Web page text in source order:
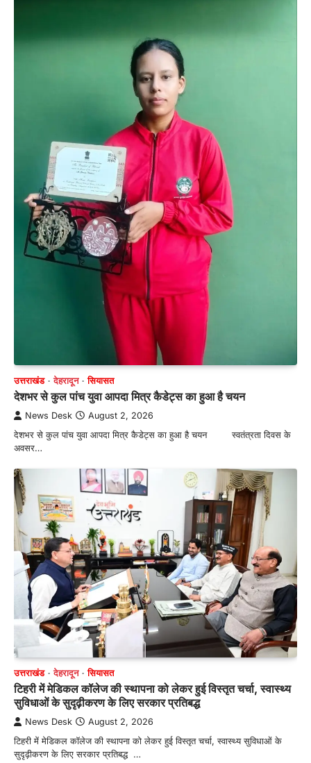
उत्तराखंड देहरादून सियासत
देशभर से कुल पांच युवा आपदा मित्र कैडेट्स का हुआ है चयन
News Desk August 2, 2026
देशभर से कुल पांच युवा आपदा मित्र कैडेट्स का हुआ है चयन स्वतंत्रता दिवस के
अवसर…
उत्तराखंड देहरादून सियासत
टिहरी में मेडिकल कॉलेज की स्थापना को लेकर हुई विस्तृत चर्चा, स्वास्थ्य
सुविधाओं के सुदृढ़ीकरण के लिए सरकार प्रतिबद्ध
News Desk August 2, 2026
टिहरी में मेडिकल कॉलेज की स्थापना को लेकर हुई विस्तृत चर्चा, स्वास्थ्य सुविधाओं के
सुदृढ़ीकरण के लिए सरकार प्रतिबद्ध …